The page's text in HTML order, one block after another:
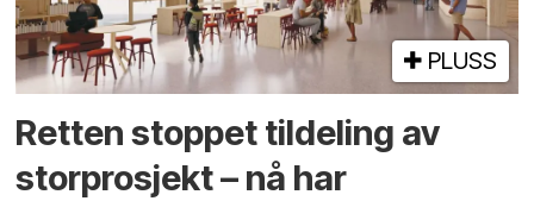
PLUSS
Retten stoppet tildeling av
storprosjekt – nå har